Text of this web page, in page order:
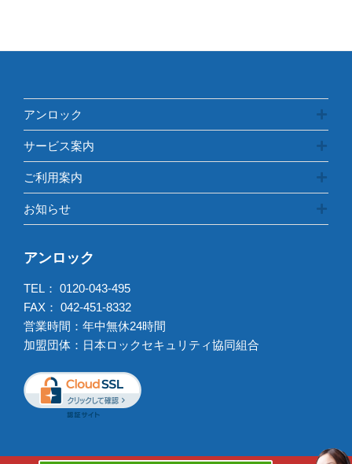
アンロック
サービス案内
ご利用案内
お知らせ
アンロック
TEL： 0120-043-495
FAX： 042-451-8332
営業時間：年中無休24時間
加盟団体：日本ロックセキュリティ協同組合